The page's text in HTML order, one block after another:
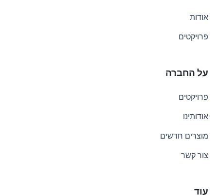
אודות
פרויקטים
על החברה
פרויקטים
אודותינו
מוצרים חדשים
צור קשר
עוד